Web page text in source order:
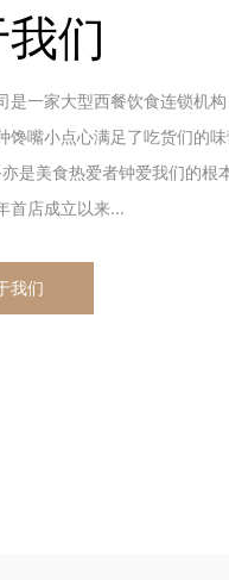
们
是一家大型西餐饮食连锁机
馋嘴小点心满足了吃货们的
是美食热爱者钟爱我们的根
首店成立以来...
我们